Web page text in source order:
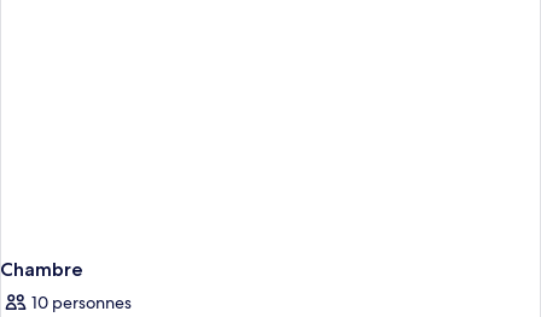
Chambre
10 personnes